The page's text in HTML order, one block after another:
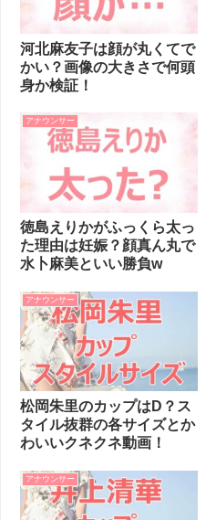
河北麻友子は顔が丸くてで
かい？画像の大きさで何頭
身か検証！
アナウンサー
徳島えりかがふっくら太っ
た理由は妊娠？顔真ん丸で
水卜麻美といい勝負w
アナウンサー
松岡朱里のカップはD？ス
タイル抜群の各サイズとか
わいいクネクネ動画！
アナウンサー